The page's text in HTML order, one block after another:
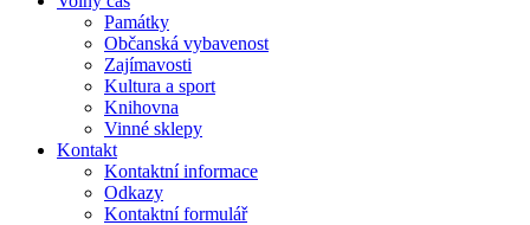
Památky
Občanská vybavenost
Zajímavosti
Kultura a sport
Knihovna
Vinné sklepy
Kontakt
Kontaktní informace
Odkazy
Kontaktní formulář